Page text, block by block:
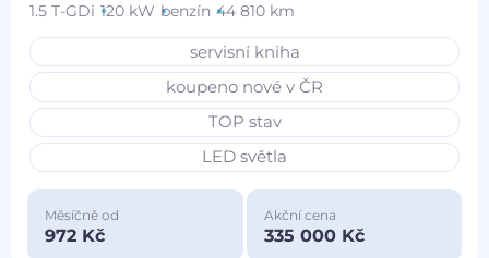
1.5 T-GDi 120 kW benzín 44 810 km
servisní kniha
koupeno nové v ČR
TOP stav
LED světla
Měsíčně od
972 Kč
Akční cena
335 000 Kč